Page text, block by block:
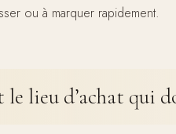
ou à marquer rapidement.
le lieu d’achat qui